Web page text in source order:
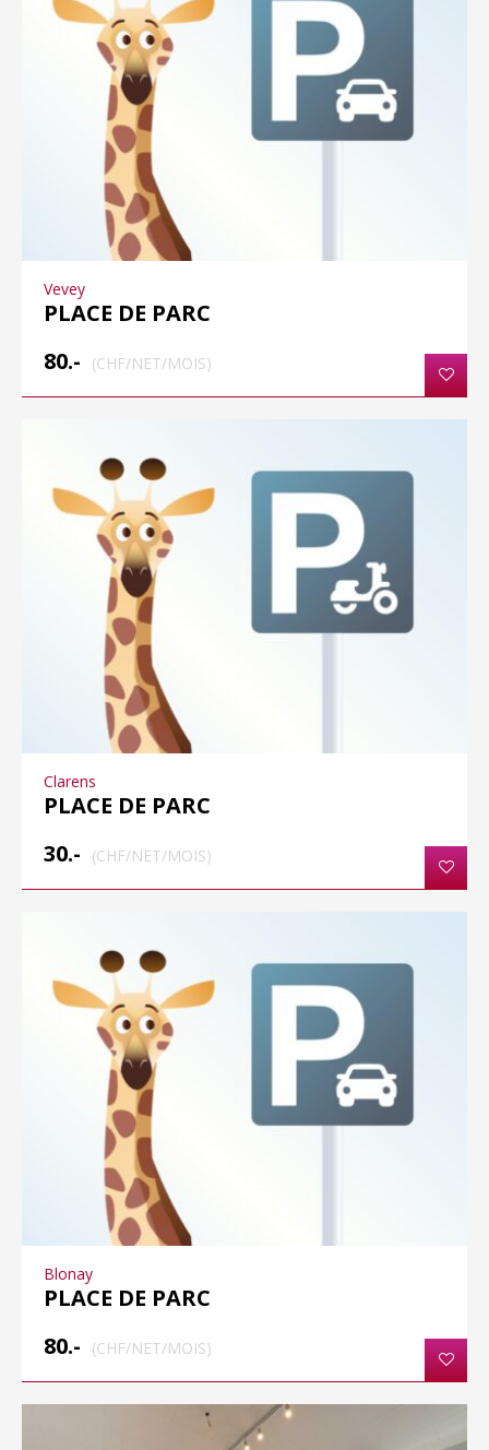
Vevey
PLACE DE PARC
80.-
(CHF/NET/MOIS)
Clarens
PLACE DE PARC
30.-
(CHF/NET/MOIS)
Blonay
PLACE DE PARC
80.-
(CHF/NET/MOIS)